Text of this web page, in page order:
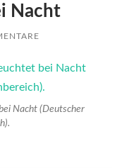
Nacht
Nacht (Deutscher